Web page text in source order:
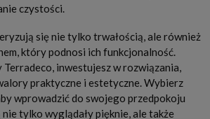
czystości.
się nie tylko trwałością, ale również
który podnosi ich funkcjonalność.
inwestujesz w rozwiązania,
praktyczne i estetyczne. Wybierz
wprowadzić do swojego przedpokoju
tylko wyglądały pięknie, ale także